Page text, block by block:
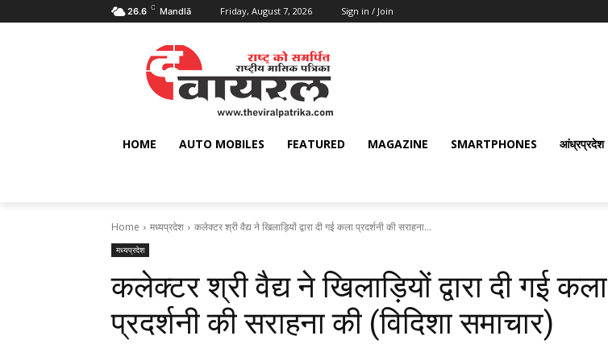
26.6 C Mandlā Friday, August 7, 2026 Sign in / Join
HOME AUTO MOBILES FEATURED MAGAZINE SMARTPHONES आंध्रप्रदेश
Home मध्यप्रदेश कलेक्टर श्री वैद्य ने खिलाड़ियों द्वारा दी गई कला प्रदर्शनी की सराहना...
मध्यप्रदेश
कलेक्टर श्री वैद्य ने खिलाड़ियों द्वारा दी गई कला
प्रदर्शनी की सराहना की (विदिशा समाचार)